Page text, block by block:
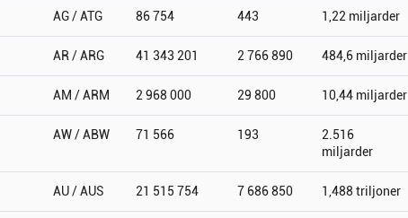
AG / ATG 86 754 443 1,22 miljarder
AR / ARG 41 343 201 2 766 890 484,6 miljarder
AM / ARM 2 968 000 29 800 10,44 miljarder
AW / ABW 71 566 193
2.516
miljarder
AU / AUS 21 515 754 7 686 850 1,488 triljoner